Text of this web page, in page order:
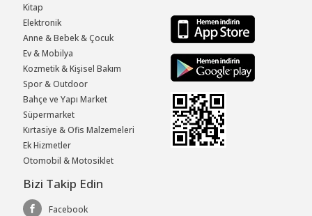
Kitap
Elektronik
Anne & Bebek & Çocuk
Ev & Mobilya
Kozmetik & Kişisel Bakım
Spor & Outdoor
Bahçe ve Yapı Market
Süpermarket
Kırtasiye & Ofis Malzemeleri
Ek Hizmetler
Otomobil & Motosiklet
Bizi Takip Edin
Facebook